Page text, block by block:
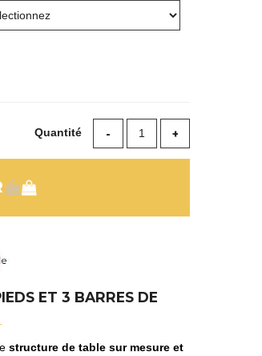
Quantité
ET 3 BARRES DE
structure de table sur mesure et